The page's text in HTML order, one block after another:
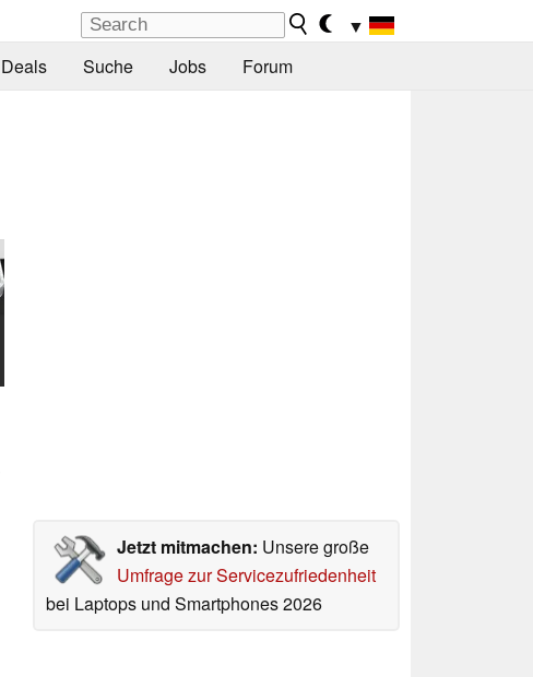
▼
Deals Suche Jobs Forum
Jetzt mitmachen: Unsere große
Umfrage zur Servicezufriedenheit
bei Laptops und Smartphones 2026